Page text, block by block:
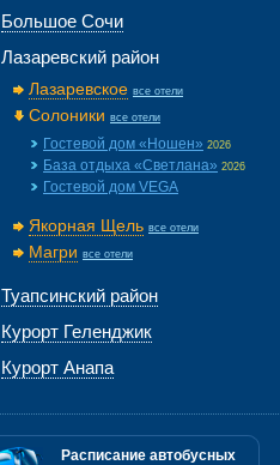
Большое Сочи
Лазаревский район
Лазаревское все отели
Солоники все отели
Гостевой дом «Ношен» 2026
База отдыха «Светлана» 2026
Гостевой дом VEGA
Якорная Щель все отели
Магри все отели
Туапсинский район
Курорт Геленджик
Курорт Анапа
Расписание автобусных